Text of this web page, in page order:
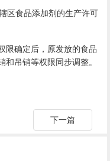
食品添加剂的生产许可
确定后，原发放的食品
吊销等权限同步调整。
下一篇